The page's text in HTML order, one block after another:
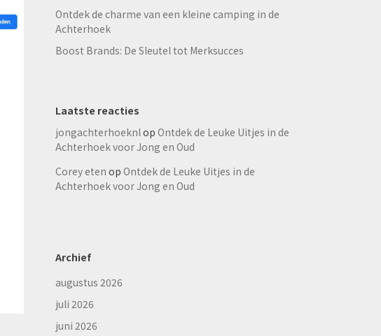
Ontdek de charme van een kleine camping in de
Achterhoek
Boost Brands: De Sleutel tot Merksucces
Laatste reacties
jongachterhoeknlop Ontdek de Leuke Uitjes in de
Achterhoek voor Jong en Oud
Corey eten op Ontdek de Leuke Uitjes in de
Achterhoek voor Jong en Oud
Archief
augustus 2026
juli 2026
juni 2026